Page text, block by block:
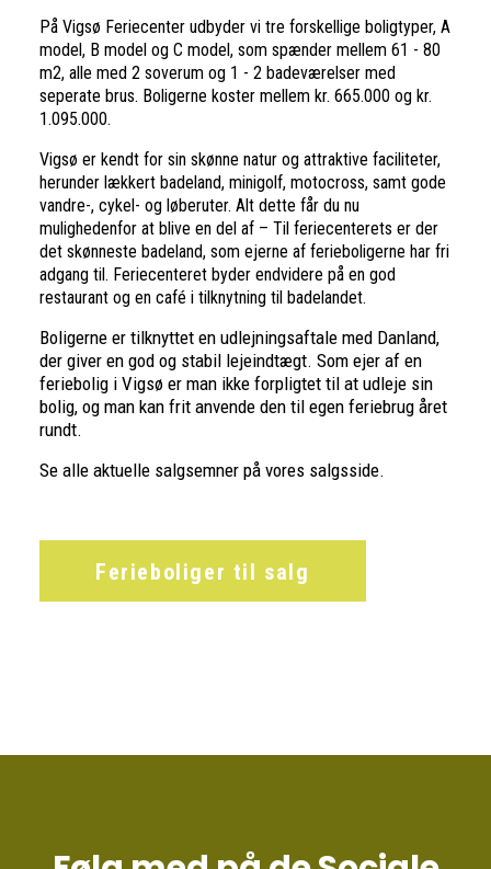
På Vigsø Feriecenter udbyder vi tre forskellige boligtyper, A
model, B model og C model, som spænder mellem 61 - 80
m2, alle med 2 soverum og 1 - 2 badeværelser med
seperate brus. Boligerne koster mellem kr. 665.000 og kr.
1.095.000.
Vigsø er kendt for sin skønne natur og attraktive faciliteter,
herunder lækkert badeland, minigolf, motocross, samt gode
vandre-, cykel- og løberuter. Alt dette får du nu
mulighedenfor at blive en del af – Til feriecenterets er der
det skønneste badeland, som ejerne af ferieboligerne har fri
adgang til. Feriecenteret byder endvidere på en god
restaurant og en café i tilknytning til badelandet.
Boligerne er tilknyttet en udlejningsaftale med Danland,
der giver en god og stabil lejeindtægt. Som ejer af en
feriebolig i Vigsø er man ikke forpligtet til at udleje sin
bolig, og man kan frit anvende den til egen feriebrug året
rundt.
Se alle aktuelle salgsemner på vores salgsside.
Ferieboliger til salg